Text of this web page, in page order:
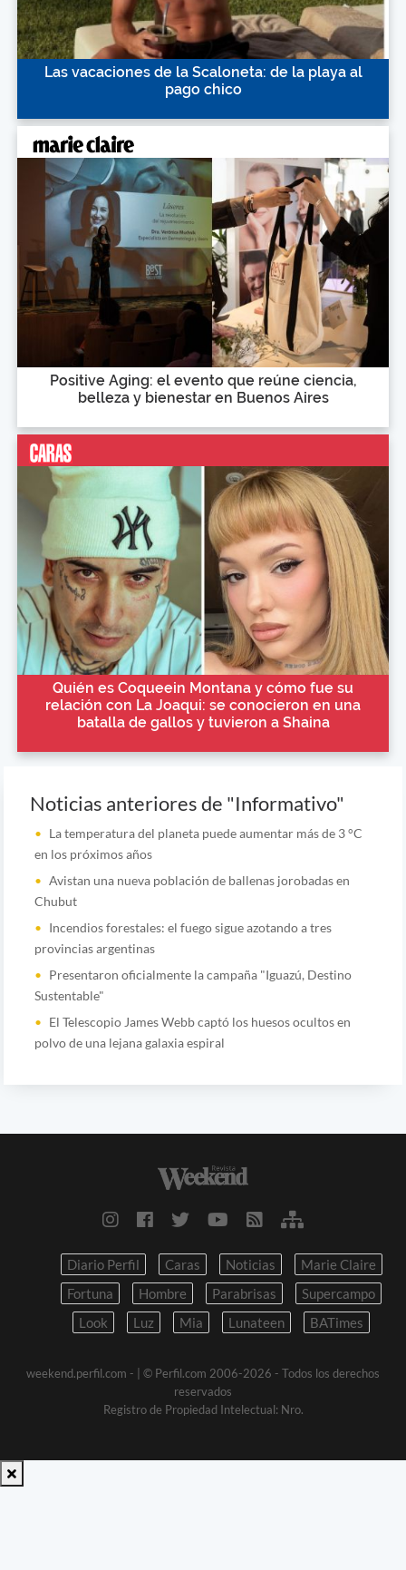
Las vacaciones de la Scaloneta: de la playa al
pago chico
Positive Aging: el evento que reúne ciencia,
belleza y bienestar en Buenos Aires
Quién es Coqueein Montana y cómo fue su
relación con La Joaqui: se conocieron en una
batalla de gallos y tuvieron a Shaina
Noticias anteriores de "Informativo"
La temperatura del planeta puede aumentar más de 3 °C
en los próximos años
Avistan una nueva población de ballenas jorobadas en
Chubut
Incendios forestales: el fuego sigue azotando a tres
provincias argentinas
Presentaron oficialmente la campaña "Iguazú, Destino
Sustentable"
El Telescopio James Webb captó los huesos ocultos en
polvo de una lejana galaxia espiral
Diario Perfil Caras Noticias
Marie Claire
Fortuna
Hombre Parabrisas
Supercampo
Look
Luz Mia Lunateen BATimes
weekend.perfil.com -
| © Perfil.com 2006-2026 - Todos los derechos
reservados
Registro de Propiedad Intelectual: Nro.